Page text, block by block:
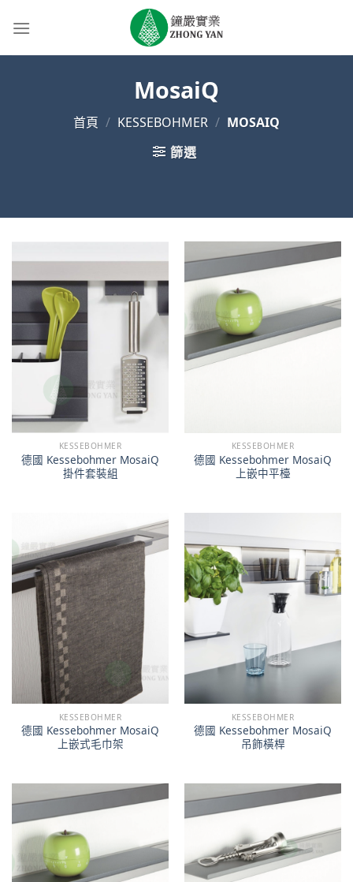
MosaiQ
首頁 / KESSEBOHMER / MOSAIQ
篩選
KESSEBOHMER
德國 Kessebohmer MosaiQ
掛件套裝組
KESSEBOHMER
德國 Kessebohmer MosaiQ
上嵌中平檯
KESSEBOHMER
德國 Kessebohmer MosaiQ
上嵌式毛巾架
KESSEBOHMER
德國 Kessebohmer MosaiQ
吊飾橫桿